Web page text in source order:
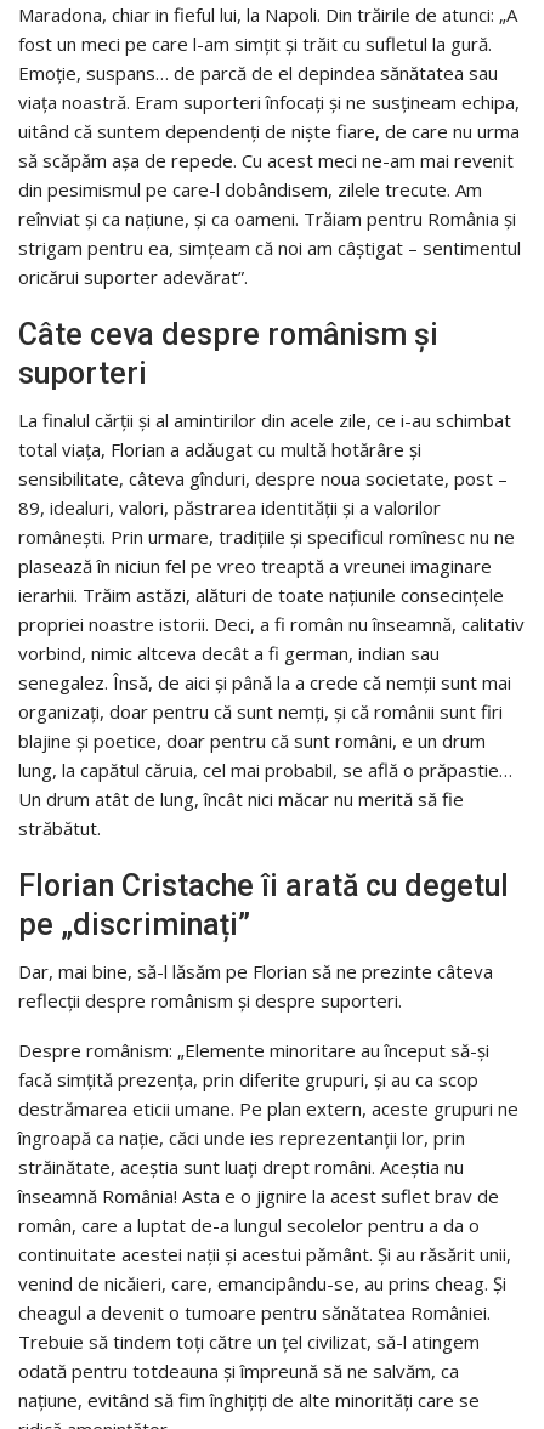
Maradona, chiar in fieful lui, la Napoli. Din trăirile de atunci: „A
fost un meci pe care l-am simțit și trăit cu sufletul la gură.
Emoție, suspans… de parcă de el depindea sănătatea sau
viața noastră. Eram suporteri înfocați și ne susțineam echipa,
uitând că suntem dependenți de niște fiare, de care nu urma
să scăpăm așa de repede. Cu acest meci ne-am mai revenit
din pesimismul pe care-l dobândisem, zilele trecute. Am
reînviat și ca națiune, și ca oameni. Trăiam pentru România și
strigam pentru ea, simțeam că noi am câștigat – sentimentul
oricărui suporter adevărat”.
Câte ceva despre românism și
suporteri
La finalul cărții și al amintirilor din acele zile, ce i-au schimbat
total viața, Florian a adăugat cu multă hotărâre și
sensibilitate, câteva gînduri, despre noua societate, post –
89, idealuri, valori, păstrarea identității și a valorilor
românești. Prin urmare, tradiţiile şi specificul romînesc nu ne
plasează în niciun fel pe vreo treaptă a vreunei imaginare
ierarhii. Trăim astăzi, alături de toate naţiunile consecinţele
propriei noastre istorii. Deci, a fi român nu înseamnă, calitativ
vorbind, nimic altceva decât a fi german, indian sau
senegalez. Însă, de aici şi până la a crede că nemţii sunt mai
organizaţi, doar pentru că sunt nemţi, şi că românii sunt firi
blajine şi poetice, doar pentru că sunt români, e un drum
lung, la capătul căruia, cel mai probabil, se află o prăpastie…
Un drum atât de lung, încât nici măcar nu merită să fie
străbătut.
Florian Cristache îi arată cu degetul
pe „discriminați”
Dar, mai bine, să-l lăsăm pe Florian să ne prezinte câteva
reflecții despre românism și despre suporteri.
Despre românism: „Elemente minoritare au început să-și
facă simțită prezența, prin diferite grupuri, și au ca scop
destrămarea eticii umane. Pe plan extern, aceste grupuri ne
îngroapă ca nație, căci unde ies reprezentanții lor, prin
străinătate, aceștia sunt luați drept români. Aceștia nu
înseamnă România! Asta e o jignire la acest suflet brav de
român, care a luptat de-a lungul secolelor pentru a da o
continuitate acestei nații și acestui pământ. Și au răsărit unii,
venind de nicăieri, care, emancipându-se, au prins cheag. Și
cheagul a devenit o tumoare pentru sănătatea României.
Trebuie să tindem toți către un țel civilizat, să-l atingem
odată pentru totdeauna și împreună să ne salvăm, ca
națiune, evitând să fim înghițiți de alte minorități care se